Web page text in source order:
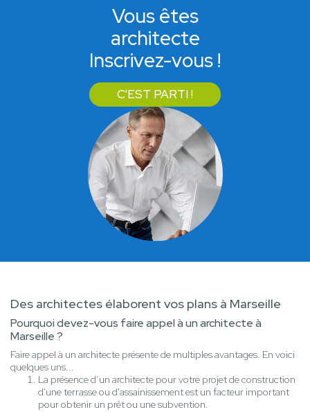
Vous êtes
architecte
Inscrivez-vous !
C'EST PARTI !
Des architectes élaborent vos plans à Marseille
Pourquoi devez-vous faire appel à un architecte à
Marseille ?
Faire appel à un architecte présente de multiples avantages. En voici
quelques uns...
La présence d’un architecte pour votre projet de construction
d'une terrasse ou d'assainissement est un facteur important
pour obtenir un prêt ou une subvention.